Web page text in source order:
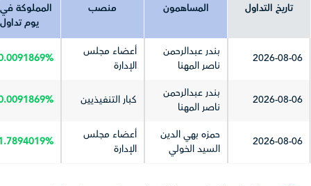
تاريخ التداول المساهمون منصب
المملوكة
يوم تداول
2026-08-06
بندر عبدالرحمن
ناصر المهنا
أعضاء مجلس
الإدارة
2026-08-06
بندر عبدالرحمن
ناصر المهنا
كبار التنفيذيين
2026-08-06
حمزه بهي الدين
السيد الخولي
أعضاء مجلس
الإدارة